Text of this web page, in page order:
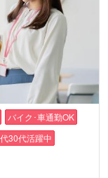
バイク･車通勤OK
30代活躍中